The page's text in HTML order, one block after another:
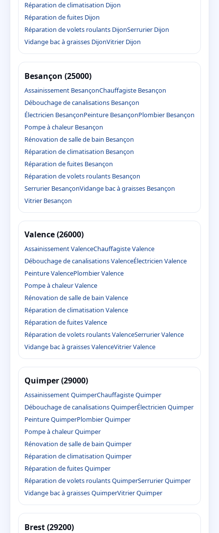
Réparation de climatisation Dijon
Réparation de fuites Dijon
Réparation de volets roulants DijonSerrurier Dijon
Vidange bac à graisses DijonVitrier Dijon
Besançon (25000)
Assainissement BesançonChauffagiste Besançon
Débouchage de canalisations Besançon
Électricien BesançonPeinture BesançonPlombier Besançon
Pompe à chaleur Besançon
Rénovation de salle de bain Besançon
Réparation de climatisation Besançon
Réparation de fuites Besançon
Réparation de volets roulants Besançon
Serrurier BesançonVidange bac à graisses Besançon
Vitrier Besançon
Valence (26000)
Assainissement ValenceChauffagiste Valence
Débouchage de canalisations ValenceÉlectricien Valence
Peinture ValencePlombier Valence
Pompe à chaleur Valence
Rénovation de salle de bain Valence
Réparation de climatisation Valence
Réparation de fuites Valence
Réparation de volets roulants ValenceSerrurier Valence
Vidange bac à graisses ValenceVitrier Valence
Quimper (29000)
Assainissement QuimperChauffagiste Quimper
Débouchage de canalisations QuimperÉlectricien Quimper
Peinture QuimperPlombier Quimper
Pompe à chaleur Quimper
Rénovation de salle de bain Quimper
Réparation de climatisation Quimper
Réparation de fuites Quimper
Réparation de volets roulants QuimperSerrurier Quimper
Vidange bac à graisses QuimperVitrier Quimper
Brest (29200)